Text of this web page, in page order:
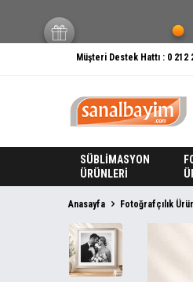
Müşteri Destek Hattı : 0 212
SÜBLİMASYON
ÜRÜNLERİ
Anasayfa Fotoğrafçılık